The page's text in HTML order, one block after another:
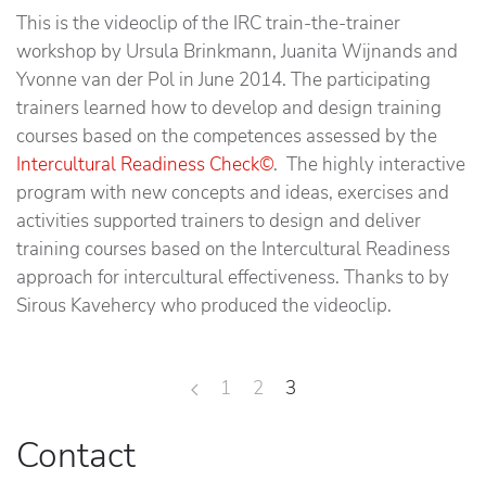
This is the videoclip of the IRC train-the-trainer
workshop by Ursula Brinkmann, Juanita Wijnands and
Yvonne van der Pol in June 2014. The participating
trainers learned how to develop and design training
courses based on the competences assessed by the
Intercultural Readiness Check©. The highly interactive
program with new concepts and ideas, exercises and
activities supported trainers to design and deliver
training courses based on the Intercultural Readiness
approach for intercultural effectiveness. Thanks to by
Sirous Kavehercy who produced the videoclip.
1 2 3
Contact